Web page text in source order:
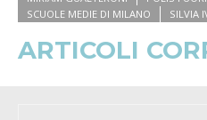
SCUOLE MEDIE DI MILANO
SILVIA
ARTICOLI